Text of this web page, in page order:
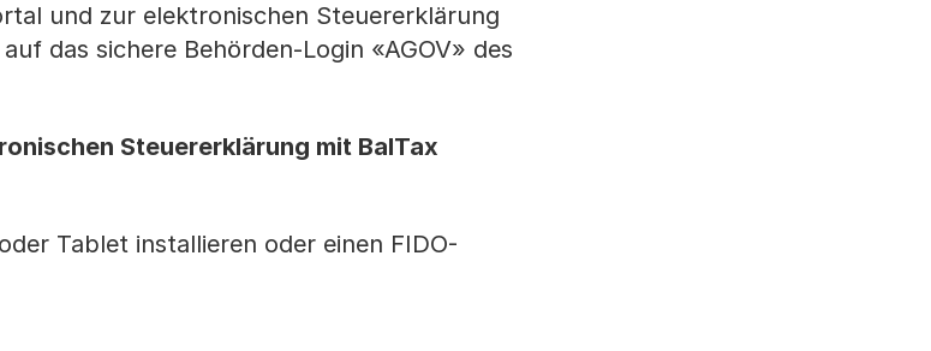
und zur elektronischen Steuererklärung
das sichere Behörden-Login «AGOV» des
Steuererklärung mit BalTax
Tablet installieren oder einen FIDO-